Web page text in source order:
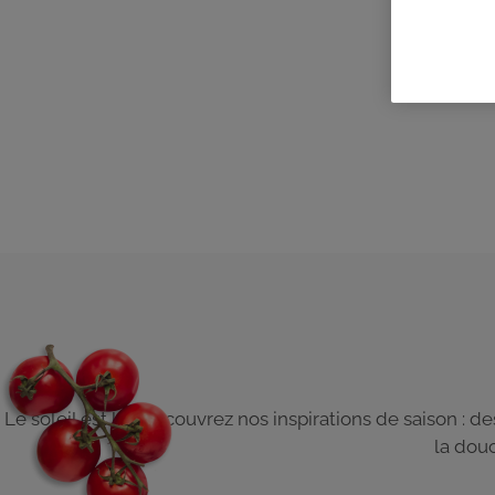
Le soleil est là ! Découvrez nos inspirations de saison :
la